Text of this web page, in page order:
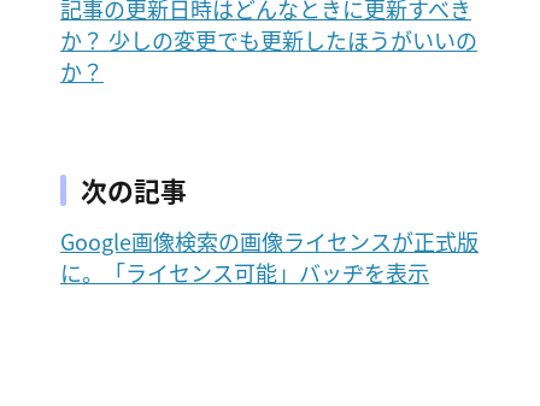
記事の更新日時はどんなときに更新すべき
か？ 少しの変更でも更新したほうがいいの
か？
次の記事
Google画像検索の画像ライセンスが正式版
に。「ライセンス可能」バッヂを表示